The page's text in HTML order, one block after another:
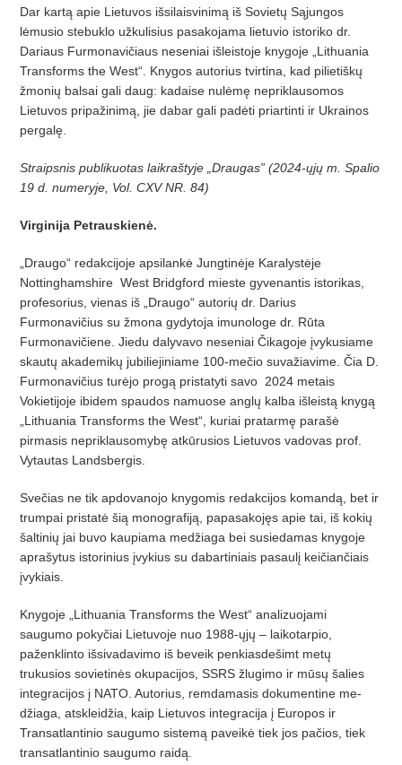
Dar kartą apie Lietuvos išsilaisvinimą iš Sovietų Sąjungos
lėmusio stebuklo užkulisius pasakojama lietuvio istoriko dr.
Dariaus Furmonavičiaus neseniai išleistoje knygoje „Lithuania
Transforms the West“. Knygos autorius tvirtina, kad pilietiškų
žmonių balsai gali daug: kadaise nulėmę nepriklausomos
Lietuvos pripažinimą, jie dabar gali padėti priartinti ir Ukrainos
pergalę.
Straipsnis publikuotas laikraštyje „Draugas” (2024-ųjų m. Spalio
19 d. numeryje, Vol. CXV NR. 84)
Virginija Petrauskienė.
„Draugo“ redakcijoje apsilankė Jungtinėje Karalystėje
Nottinghamshire West Bridgford mieste gyvenantis istorikas,
profesorius, vienas iš „Draugo“ autorių dr. Darius
Furmonavičius su žmona gydytoja imunologe dr. Rūta
Furmonavičiene. Jiedu dalyvavo neseniai Čikagoje įvykusiame
skautų akademikų jubiliejiniame 100-mečio suvažiavime. Čia D.
Furmonavičius turėjo progą pristatyti savo 2024 metais
Vokietijoje ibidem spaudos namuose anglų kalba išleistą knygą
„Lithuania Transforms the West“, kuriai pratarmę parašė
pirmasis nepriklausomybę atkūrusios Lietuvos vadovas prof.
Vytau­tas Landsbergis.
Svečias ne tik apdovanojo knygomis redakcijos komandą, bet ir
trumpai pristatė šią monografiją, papasakojęs apie tai, iš ko­kių
šaltinių jai buvo kaupiama medžiaga bei susiedamas knygoje
aprašytus istorinius įvykius su dabartiniais pasaulį keičiančiais
įvykiais.
Knygoje „Lithuania Transforms the West“ analizuojami
saugumo pokyčiai Lie­tu­voje nuo 1988-ųjų – laikotarpio,
paženklinto išsivadavimo iš beveik penkiasdešimt metų
trukusios sovietinės okupacijos, SSRS žlugimo ir mūsų šalies
integracijos į NATO. Autorius, remdamasis dokumentine me­
džia­ga, atskleidžia, kaip Lietuvos integracija į Europos ir
Transatlantinio saugumo sistemą paveikė tiek jos pačios, tiek
transatlantinio saugumo raidą.